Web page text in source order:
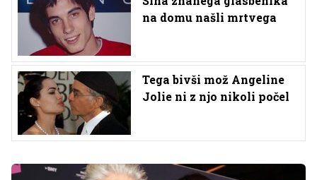
na domu našli mrtvega
Tega bivši mož Angeline
Jolie ni z njo nikoli počel